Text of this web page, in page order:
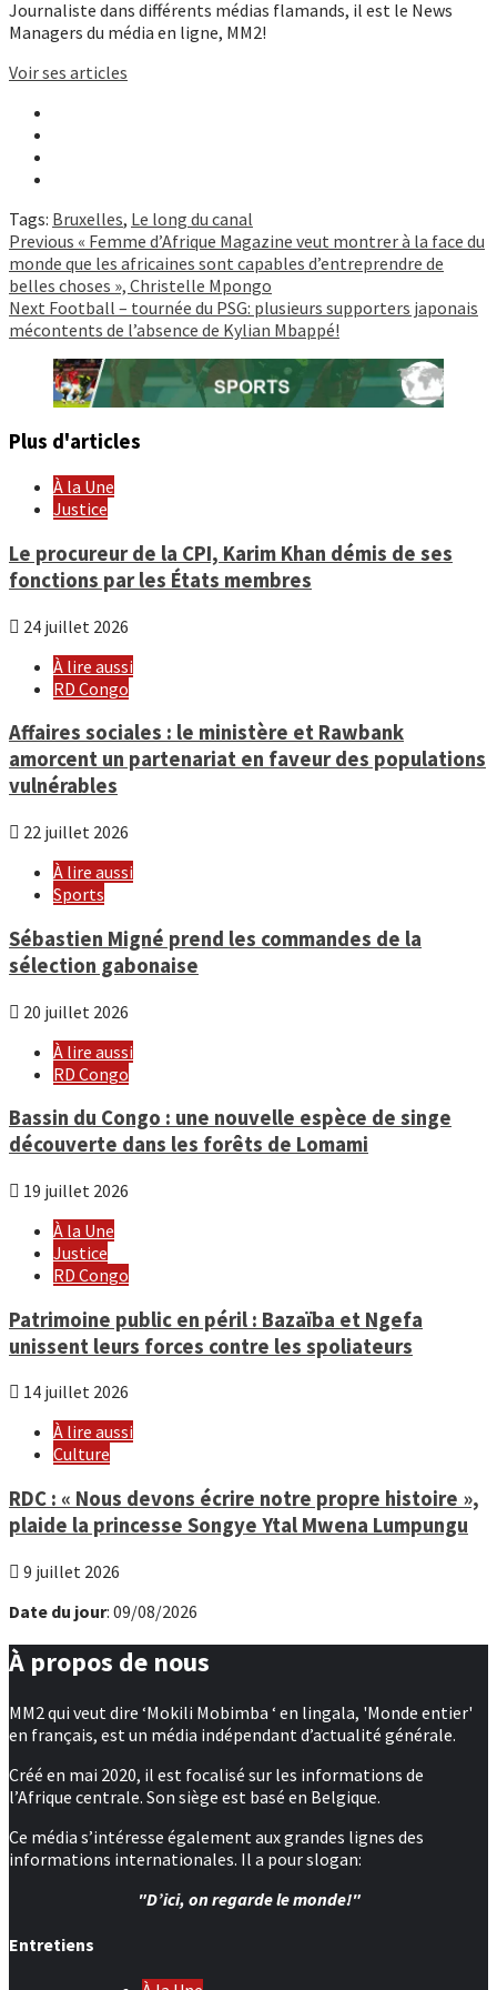
Journaliste dans différents médias flamands, il est le News
Managers du média en ligne, MM2!
Voir ses articles
Tags: Bruxelles, Le long du canal
Continue
Reading
Previous « Femme d’Afrique Magazine veut montrer à la face du
monde que les africaines sont capables d’entreprendre de
belles choses », Christelle Mpongo
Next Football – tournée du PSG: plusieurs supporters japonais
mécontents de l’absence de Kylian Mbappé!
Plus d'articles
À la Une
Justice
Le procureur de la CPI, Karim Khan démis de ses
fonctions par les États membres
24 juillet 2026
À lire aussi
RD Congo
Affaires sociales : le ministère et Rawbank
amorcent un partenariat en faveur des populations
vulnérables
22 juillet 2026
À lire aussi
Sports
Sébastien Migné prend les commandes de la
sélection gabonaise
20 juillet 2026
À lire aussi
RD Congo
Bassin du Congo : une nouvelle espèce de singe
découverte dans les forêts de Lomami
19 juillet 2026
À la Une
Justice
RD Congo
Patrimoine public en péril : Bazaïba et Ngefa
unissent leurs forces contre les spoliateurs
14 juillet 2026
À lire aussi
Culture
RDC : « Nous devons écrire notre propre histoire »,
plaide la princesse Songye Ytal Mwena Lumpungu
9 juillet 2026
Date du jour: 09/08/2026
À propos de nous
MM2 qui veut dire ‘Mokili Mobimba ‘ en lingala, 'Monde entier'
en français, est un média indépendant d’actualité générale.
Créé en mai 2020, il est focalisé sur les informations de
l’Afrique centrale. Son siège est basé en Belgique.
Ce média s’intéresse également aux grandes lignes des
informations internationales. Il a pour slogan:
"D’ici, on regarde le monde!"
Entretiens